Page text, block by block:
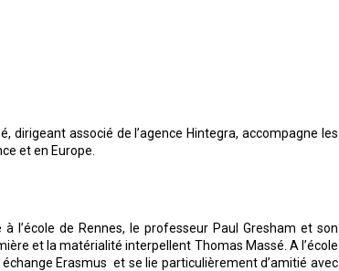
dirigeant associé de l’agence Hintegra, accompagne les
et en Europe.
l’école de Rennes, le professeur Paul Gresham et son
et la matérialité interpellent Thomas Massé. A l’école
Erasmus et se lie particulièrement d’amitié avec